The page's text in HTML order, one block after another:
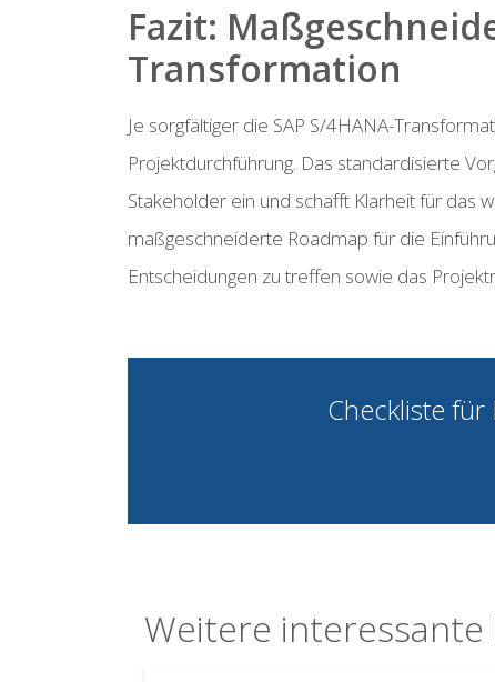
Fazit:
Transformation
Je sorgfältiger die SAP S/4HANA-
Projektdurchführung. Das standardisierte
Stakeholder ein und schafft Klarheit für das
maßgeschneiderte Roadmap für die
Entscheidungen zu treffen sowie das
Checkliste
Weitere interessante